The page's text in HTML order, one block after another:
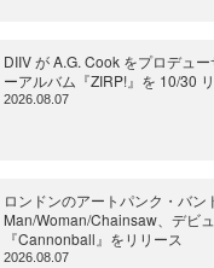
DIIV が A.G. Cook をプロデュ
ーアルバム『ZIRP!』を 10/30
2026.08.07
ロンドンのアートパンク・バン
Man/Woman/Chainsaw、デビ
『Cannonball』をリリース
2026.08.07